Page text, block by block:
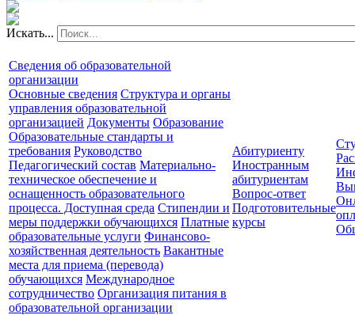
Искать...
Сведения об образовательной
организации
Основные сведения Структура и органы
управления образовательной
организацией Документы Образование
Образовательные стандарты и
требования Руководство
Педагогический состав Материально-
техническое обеспечение и
оснащенность образовательного
процесса. Доступная среда Стипендии и
меры поддержки обучающихся Платные
образовательные услуги Финансово-
хозяйственная деятельность Вакантные
места для приема (перевода)
обучающихся Международное
сотрудничество Организация питания в
образовательной организации
Абитуриенту
Иностранным
абитуриентам
Вопрос-ответ
Подготовительные
курсы